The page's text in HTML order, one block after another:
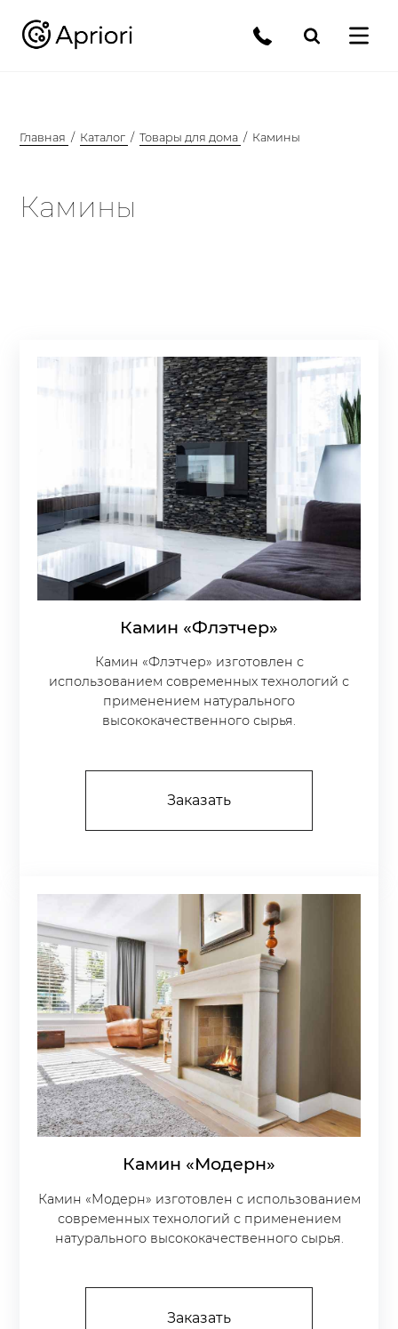
Главная Каталог Товары для дома Камины
Камины
Камин «Флэтчер»
Камин «Флэтчер» изготовлен с
использованием современных технологий с
применением натурального
высококачественного сырья.
Заказать
Камин «Модерн»
Камин «Модерн» изготовлен с использованием
современных технологий с применением
натурального высококачественного сырья.
Заказать